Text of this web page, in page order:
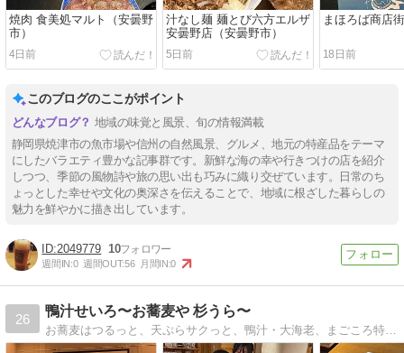
焼肉 食美処マルト（安曇野
市）
4日前
汁なし麺 麺とび六方エルザ
安曇野店（安曇野市）
5日前
まほろば商店
18日前
このブログのここがポイント
地域の味覚と風景、旬の情報満載
静岡県焼津市の魚市場や信州の自然風景、グルメ、地元の特産品をテーマ
にしたバラエティ豊かな記事群です。新鮮な海の幸や行きつけの店を紹介
しつつ、季節の風物詩や旅の思い出も巧みに織り交ぜています。日常のち
ょっとした幸せや文化の奥深さを伝えることで、地域に根ざした暮らしの
魅力を鮮やかに描き出しています。
2049779 10
週間IN:0 週間OUT:56 月間IN:0
26
鴨汁せいろ〜お蕎麦や 杉うら〜
お蕎麦はつるっと、天ぷらサクっと、鴨汁・大海老、まごころ特盛。埼玉・川口にある創業昭和39年のお蕎麦や。